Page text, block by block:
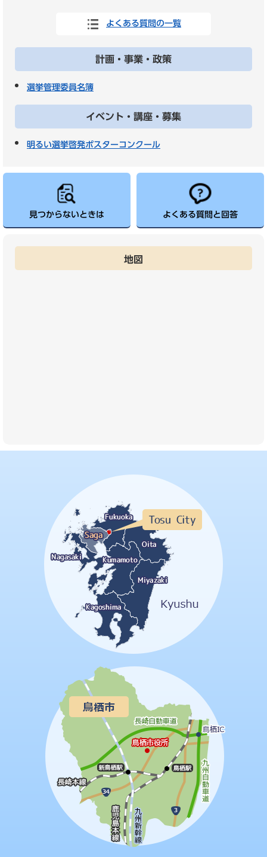
よくある質問の一覧
計画・事業・政策
選挙管理委員名簿
イベント・講座・募集
明るい選挙啓発ポスターコンクール
見つからないときは よくある質問と回答
地図